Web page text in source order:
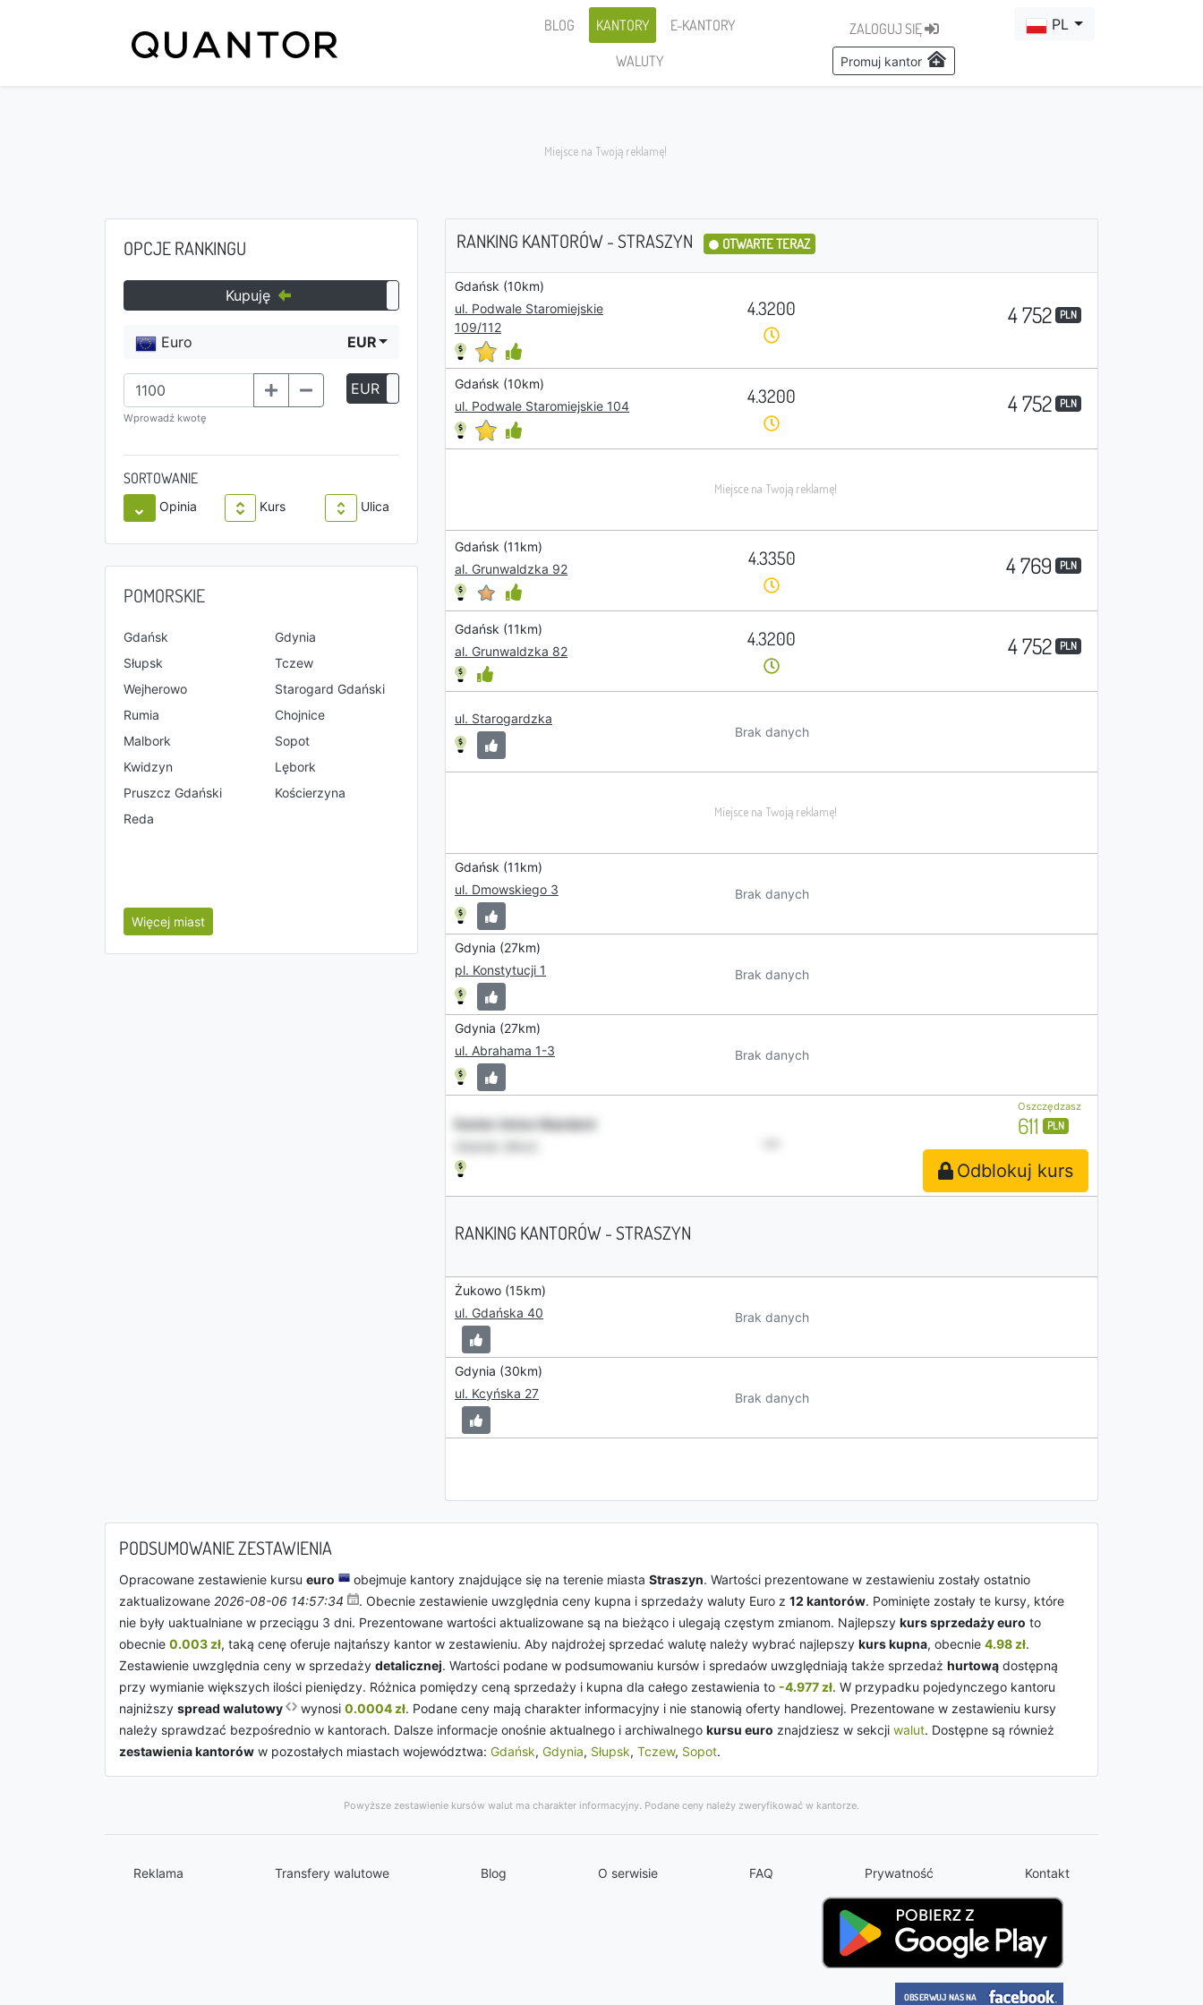
BLOG KANTORY
E-KANTORY
WALUTY
ZALOGUJ SIĘ
Promuj kantor
PL
OPCJE RANKINGU
Kupuję Sprzedaję
Euro EUR
Wprowadź kwotę
EUR
SORTOWANIE
Opinia Kurs Ulica
POMORSKIE
Gdańsk
Gdynia
Słupsk
Tczew
Wejherowo
Starogard Gdański
Rumia
Chojnice
Malbork
Sopot
Kwidzyn
Lębork
Pruszcz Gdański
Kościerzyna
Reda
Więcej miast
RANKING KANTORÓW - STRASZYN OTWARTE TERAZ
Gdańsk (10km)
ul. Podwale Staromiejskie
109/112
4.3200 4 752 PLN
Gdańsk (10km)
ul. Podwale Staromiejskie 104
4.3200 4 752 PLN
Gdańsk (11km)
al. Grunwaldzka 92
4.3350 4 769 PLN
Gdańsk (11km)
al. Grunwaldzka 82
4.3200 4 752 PLN
ul. Starogardzka
Brak danych
Gdańsk (11km)
ul. Dmowskiego 3
Brak danych
Gdynia (27km)
pl. Konstytucji 1
Brak danych
Gdynia (27km)
ul. Abrahama 1-3
Brak danych
Kantor Union Standard
•••
Oszczędzasz
611 PLN
Odblokuj kurs
RANKING KANTORÓW - STRASZYN
Żukowo (15km)
ul. Gdańska 40
Brak danych
Gdynia (30km)
ul. Kcyńska 27
Brak danych
PODSUMOWANIE ZESTAWIENIA
Opracowane zestawienie kursu euro obejmuje kantory znajdujące się na terenie miasta Straszyn. Wartości prezentowane w zestawieniu zostały ostatnio
zaktualizowane 2026-08-06 14:57:34 . Obecnie zestawienie uwzględnia ceny kupna i sprzedaży waluty Euro z 12 kantorów. Pominięte zostały te kursy, które
nie były uaktualniane w przeciągu 3 dni. Prezentowane wartości aktualizowane są na bieżąco i ulegają częstym zmianom. Najlepszy kurs sprzedaży euro to
obecnie 0.003 zł, taką cenę oferuje najtańszy kantor w zestawieniu. Aby najdrożej sprzedać walutę należy wybrać najlepszy kurs kupna, obecnie 4.98 zł.
Zestawienie uwzględnia ceny w sprzedaży detalicznej. Wartości podane w podsumowaniu kursów i spredaów uwzględniają także sprzedaż hurtową dostępną
przy wymianie większych ilości pieniędzy. Różnica pomiędzy ceną sprzedaży i kupna dla całego zestawienia to -4.977 zł. W przypadku pojedynczego kantoru
najniższy spread walutowy wynosi 0.0004 zł. Podane ceny mają charakter informacyjny i nie stanowią oferty handlowej. Prezentowane w zestawieniu kursy
należy sprawdzać bezpośrednio w kantorach. Dalsze informacje onośnie aktualnego i archiwalnego kursu euro znajdziesz w sekcji walut. Dostępne są również
zestawienia kantorów w pozostałych miastach województwa: Gdańsk, Gdynia, Słupsk, Tczew, Sopot.
Powyższe zestawienie kursów walut ma charakter informacyjny. Podane ceny należy zweryfikować w kantorze.
Reklama Transfery walutowe Blog O serwisie FAQ Prywatność Kontakt